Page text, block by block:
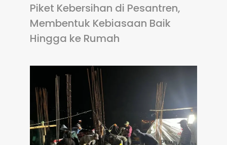
Piket Kebersihan di Pesantren,
Membentuk Kebiasaan Baik
Hingga ke Rumah